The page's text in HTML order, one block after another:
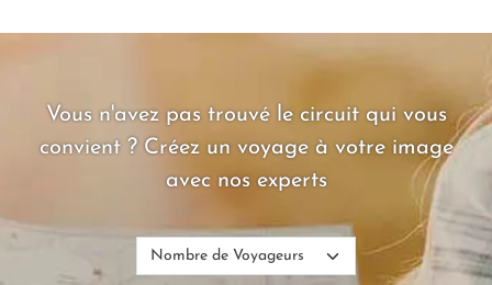
Vous n'avez pas trouvé le circuit qui vous
convient ? Créez un voyage à votre image
avec nos experts